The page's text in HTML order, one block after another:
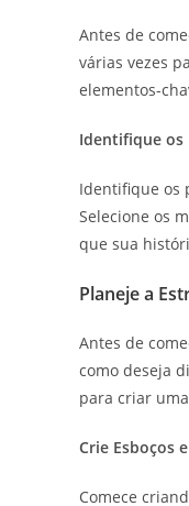
Antes de
várias vezes
elementos-
Identifique os
Identifique os
Selecione os
que sua
Planeje a
Antes de
como deseja
para criar
Crie Esboços
Comece